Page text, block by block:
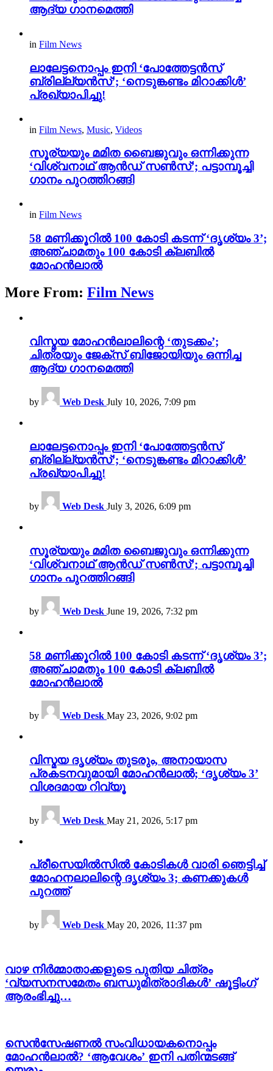
ആദ്യ ഗാനമെത്തി
in Film News
ലാലേട്ടനൊപ്പം ഇനി ‘പോത്തേട്ടൻസ്
ബ്രില്ല്യൻസ്’; ‘നെടുങ്കണ്ടം മിറാക്കിൾ’
പ്രഖ്യാപിച്ചു!
in Film News, Music, Videos
സൂര്യയും മമിത ബൈജുവും ഒന്നിക്കുന്ന
‘വിശ്വനാഥ് ആൻഡ് സൺസ്’; പട്ടാമ്പൂച്ചി
ഗാനം പുറത്തിറങ്ങി
in Film News
58 മണിക്കൂറിൽ 100 കോടി കടന്ന് ‘ദൃശ്യം 3’;
അഞ്ചാമതും 100 കോടി ക്ലബിൽ
മോഹൻലാൽ
More From: Film News
വിസ്മയ മോഹൻലാലിന്റെ ‘തുടക്കം’;
ചിത്രയും ജേക്സ് ബിജോയിയും ഒന്നിച്ച
ആദ്യ ഗാനമെത്തി
by Web Desk July 10, 2026, 7:09 pm
ലാലേട്ടനൊപ്പം ഇനി ‘പോത്തേട്ടൻസ്
ബ്രില്ല്യൻസ്’; ‘നെടുങ്കണ്ടം മിറാക്കിൾ’
പ്രഖ്യാപിച്ചു!
by Web Desk July 3, 2026, 6:09 pm
സൂര്യയും മമിത ബൈജുവും ഒന്നിക്കുന്ന
‘വിശ്വനാഥ് ആൻഡ് സൺസ്’; പട്ടാമ്പൂച്ചി
ഗാനം പുറത്തിറങ്ങി
by Web Desk June 19, 2026, 7:32 pm
58 മണിക്കൂറിൽ 100 കോടി കടന്ന് ‘ദൃശ്യം 3’;
അഞ്ചാമതും 100 കോടി ക്ലബിൽ
മോഹൻലാൽ
by Web Desk May 23, 2026, 9:02 pm
വിസ്മയ ദൃശ്യം തുടരും, അനായാസ
പ്രകടനവുമായി മോഹൻലാൽ; ‘ദൃശ്യം 3’
വിശദമായ റിവ്യൂ
by Web Desk May 21, 2026, 5:17 pm
പ്രീസെയിൽസിൽ കോടികൾ വാരി ഞെട്ടിച്ച്
മോഹനലാലിന്റെ ദൃശ്യം 3; കണക്കുകൾ
പുറത്ത്
by Web Desk May 20, 2026, 11:37 pm
വാഴ നിർമ്മാതാക്കളുടെ പുതിയ ചിത്രം
‘വ്യസനസമേതം ബന്ധുമിത്രാദികൾ’ ഷൂട്ടിംഗ്
ആരംഭിച്ചു…
സെൻസേഷണൽ സംവിധായകനൊപ്പം
മോഹൻലാൽ? ‘ആവേശം’ ഇനി പതിന്മടങ്ങ്